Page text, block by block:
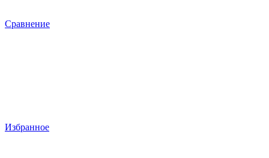
Сравнение
Избранное